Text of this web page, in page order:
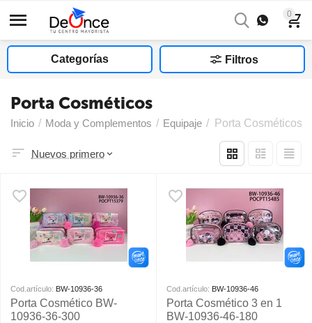
0
Categorías Filtros
Porta Cosméticos
Inicio / Moda y Complementos / Equipaje / Porta Cosméticos
Nuevos primero
Cod.artículo: BW-10936-36
Porta Cosmético BW-
10936-36-300
Cod.artículo: BW-10936-46
Porta Cosmético 3 en 1
BW-10936-46-180